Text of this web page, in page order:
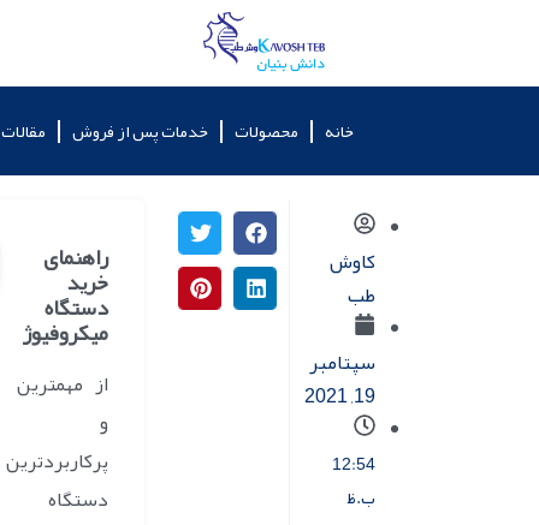
خانه محصولات خدمات پس از فروش مقالات
کاوش
طب
سپتامبر
19, 2021
12:54
ب.ظ
راهنمای
خرید
دستگاه
میکروفیوژ
از مهمترین
و
پرکاربردترین
دستگاه